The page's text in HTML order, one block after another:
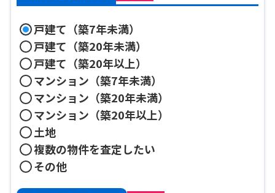
戸建て（築7年未満）
戸建て（築20年未満）
戸建て（築20年以上）
マンション（築7年未満）
マンション（築20年未満）
マンション（築20年以上）
土地
複数の物件を査定したい
その他